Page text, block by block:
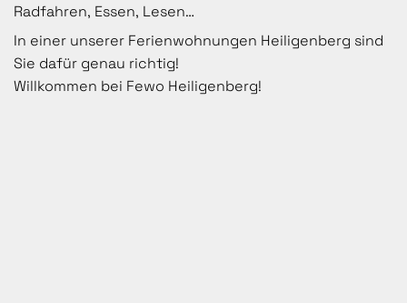
Radfahren, Essen, Lesen…
In einer unserer Ferienwohnungen Heiligenberg sind
Sie dafür genau richtig!
Willkommen bei Fewo Heiligenberg!